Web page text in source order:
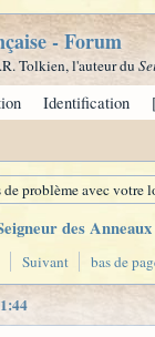
- Forum
Tolkien, l'auteur du
Identification
problème avec
des
Suivant bas de